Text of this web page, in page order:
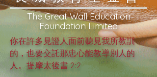
​The Great Wall Education
Foundation Limited
你在許多見證人面前聽見我所教訓
的，也要交託那忠心能教導別人的
人。提摩太後書 2:2